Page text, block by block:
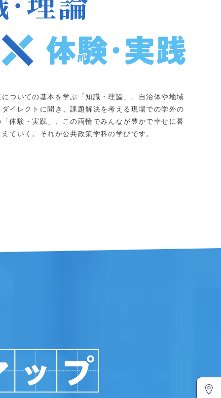
ついての基本を学ぶ「知識・理論」、自治体や地域
イレクトに聞き、課題解決を考える現場での学外の
体験・実践」、この両輪でみんなが豊かで幸せに暮
ていく。それが公共政策学科の学びです。